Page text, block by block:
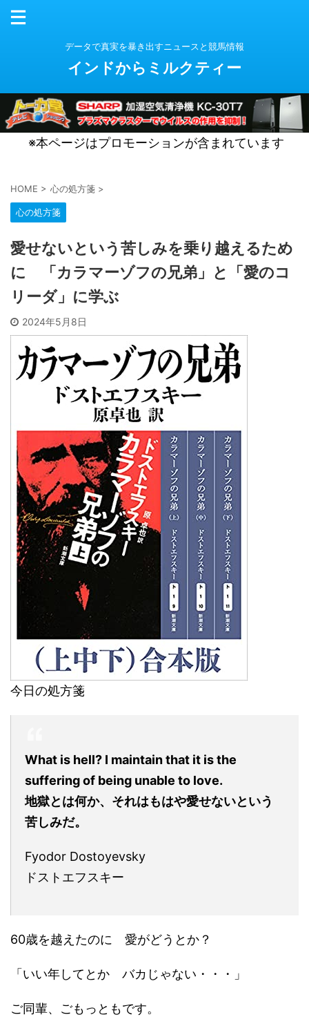
データで真実を暴き出すニュースと競馬情報
インドからミルクティー
※本ページはプロモーションが含まれています
HOME > 心の処方箋 >
心の処方箋
愛せないという苦しみを乗り越えるため
に 「カラマーゾフの兄弟」と「愛のコ
リーダ」に学ぶ
2024年5月8日
今日の処方箋
What is hell? I maintain that it is the
suffering of being unable to love.
地獄とは何か、それはもはや愛せないという
苦しみだ。
Fyodor Dostoyevsky
ドストエフスキー
60歳を越えたのに 愛がどうとか？
「いい年してとか バカじゃない・・・」
ご同輩、ごもっともです。